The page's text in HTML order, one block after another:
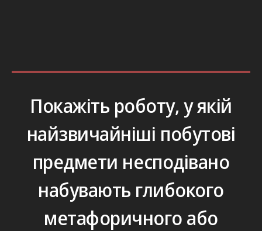
Покажіть роботу, у якій
найзвичайніші побутові
предмети несподівано
набувають глибокого
метафоричного або